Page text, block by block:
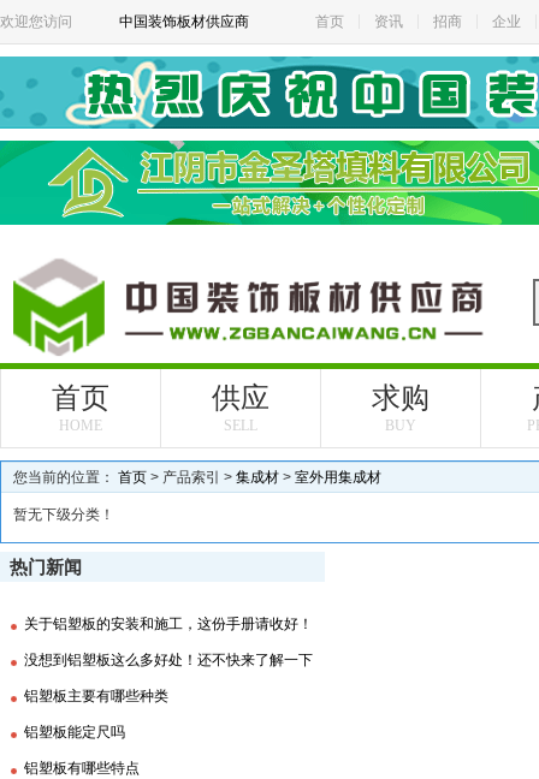
欢迎您访问 中国装饰板材供应商 首页 资讯 招商 企业
首页
HOME
供应
SELL
求购
BUY
您当前的位置： 首页 > 产品索引 > 集成材 > 室外用集成材
暂无下级分类！
热门新闻
关于铝塑板的安装和施工，这份手册请收好！
没想到铝塑板这么多好处！还不快来了解一下
铝塑板主要有哪些种类
铝塑板能定尺吗
铝塑板有哪些特点